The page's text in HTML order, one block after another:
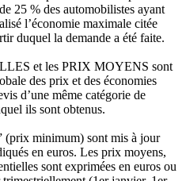
25 % des automobilistes ayant
l’économie maximale citée
duquel la demande a été faite.
et les PRIX MOYENS sont
des prix et des économies
d’une même catégorie de
ils sont obtenus.
minimum) sont mis à jour
en euros. Les prix moyens,
sont exprimées en euros ou